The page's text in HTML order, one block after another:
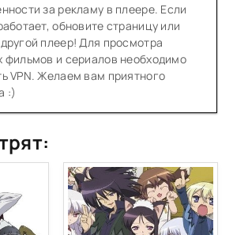
за рекламу в плеере. Если
обновите страницу или
плеер! Для просмотра
фильмов и сериалов необходимо
VPN. Желаем вам приятного
:)